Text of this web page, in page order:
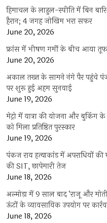
हिमाचल के लाहुल-स्पीति में बिन
हैरान; 4 जगह जोखिम भरा सफर
June 20, 2026
फ्रांस में भीषण गर्मी के बीच आया
June 20, 2026
अकाल तख्त के सामने नंगे पैर पहुंचे
पर शुरू हुई अहम सुनवाई
June 19, 2026
मेट्रो में यात्रा की योजना और बुकिंग
को मिला प्रतिष्ठित पुरस्कार
June 19, 2026
पंकज राय हत्याकांड में अपराधियों
की SIT, छापेमारी तेज
June 18, 2026
अल्मोड़ा में 9 साल बाद ‘राजू और
ऊंटों के व्यावसायिक उपयोग पर
June 18, 2026